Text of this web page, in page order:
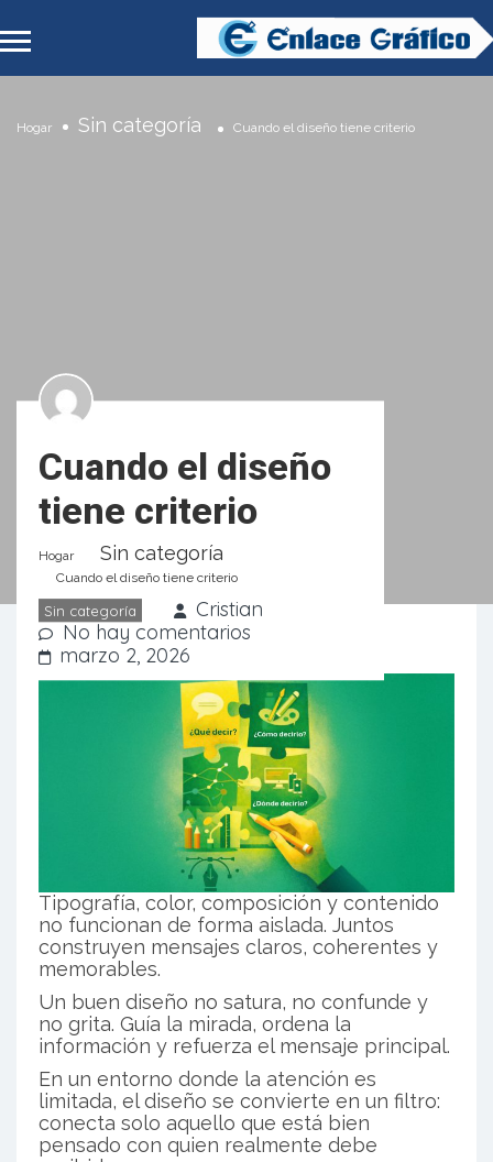
Hogar Sin categoría Cuando el diseño tiene criterio
Cuando el diseño
tiene criterio
Hogar Sin categoría
Cuando el diseño tiene criterio
Sin categoría
Cristian
No hay comentarios
marzo 2, 2026
Tipografía, color, composición y contenido
no funcionan de forma aislada. Juntos
construyen mensajes claros, coherentes y
memorables.
Un buen diseño no satura, no confunde y
no grita. Guía la mirada, ordena la
información y refuerza el mensaje principal.
En un entorno donde la atención es
limitada, el diseño se convierte en un filtro:
conecta solo aquello que está bien
pensado con quien realmente debe